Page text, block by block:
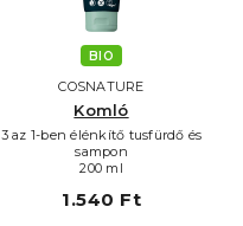
BIO
COSNATURE
Komló
3 az 1-ben élénkítő tusfürdő és
sampon
200 ml
1.540 Ft